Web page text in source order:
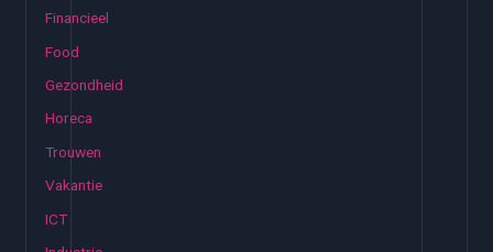
Financieel
Food
Gezondheid
Horeca
Trouwen
Vakantie
ICT